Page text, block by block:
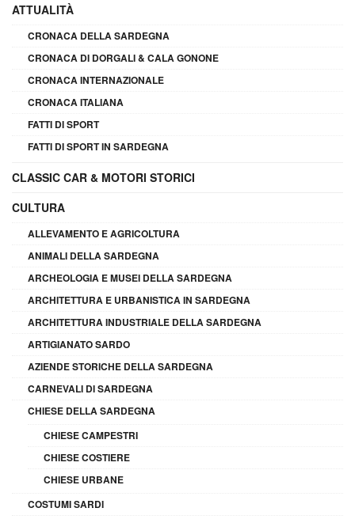
ATTUALITÀ
CRONACA DELLA SARDEGNA
CRONACA DI DORGALI & CALA GONONE
CRONACA INTERNAZIONALE
CRONACA ITALIANA
FATTI DI SPORT
FATTI DI SPORT IN SARDEGNA
CLASSIC CAR & MOTORI STORICI
CULTURA
ALLEVAMENTO E AGRICOLTURA
ANIMALI DELLA SARDEGNA
ARCHEOLOGIA E MUSEI DELLA SARDEGNA
ARCHITETTURA E URBANISTICA IN SARDEGNA
ARCHITETTURA INDUSTRIALE DELLA SARDEGNA
ARTIGIANATO SARDO
AZIENDE STORICHE DELLA SARDEGNA
CARNEVALI DI SARDEGNA
CHIESE DELLA SARDEGNA
CHIESE CAMPESTRI
CHIESE COSTIERE
CHIESE URBANE
COSTUMI SARDI